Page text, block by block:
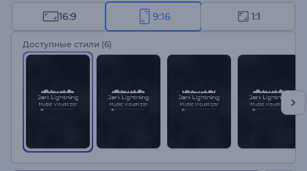
зацепить их своим треком. Шаблон отлично подойдет для
продвижения синглов, музыкальных альбомов, релизов новых
треков и многого другого. Создайте свое музыкальное видео!
16:9 9:16 1:1
Доступные стили (6)